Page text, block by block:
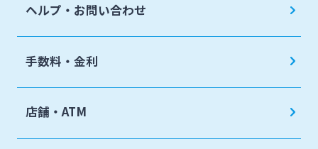
ヘルプ・お問い合わせ
手数料・金利
店舗・ATM